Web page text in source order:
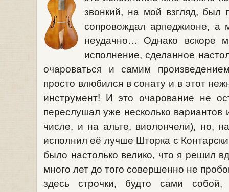
звонкий, на мой взгляд, был
сопровождал арпеджионе, а
неудачно… Однако вскоре
исполнение, сделанное
очароваться и самим
просто влюбился в сонату и в этот
инструмент! И это очарование не
переслушал уже несколько вариантов
числе, и на альте, виолончели), но,
исполнил её лучше Шторка с
было настолько велико, что я решил
много лет до того совершенно не
здесь строчки, будто сами